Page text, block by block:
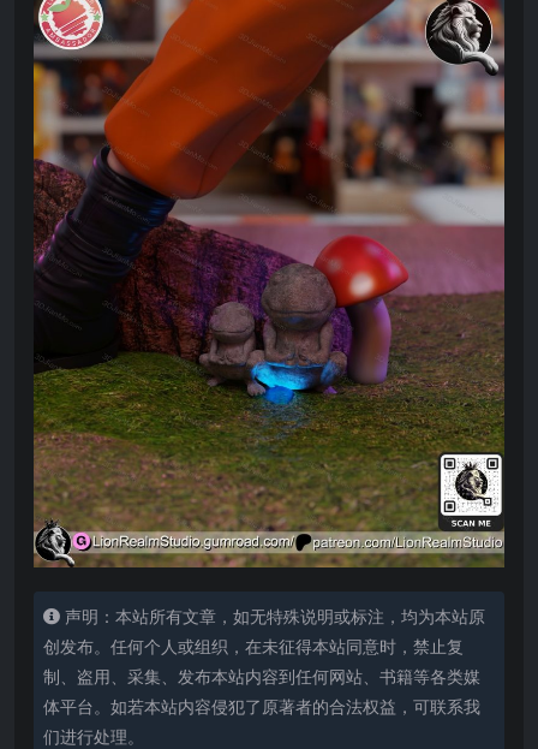
声明：本站所有文章，如无特殊说明或标注，均为本站原
创发布。任何个人或组织，在未征得本站同意时，禁止复
制、盗用、采集、发布本站内容到任何网站、书籍等各类媒
体平台。如若本站内容侵犯了原著者的合法权益，可联系我
们进行处理。